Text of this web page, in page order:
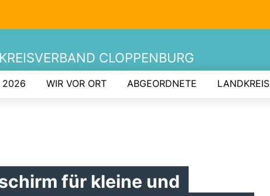
KREISVERBAND CLOPPENBURG
2026 WIR VOR ORT ABGEORDNETE LANDKREIS
für kleine und